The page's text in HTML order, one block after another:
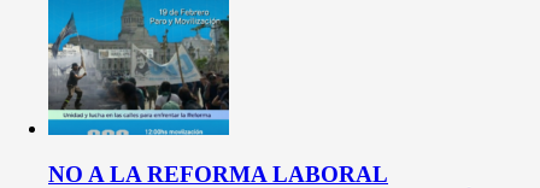
NO A LA REFORMA LABORAL